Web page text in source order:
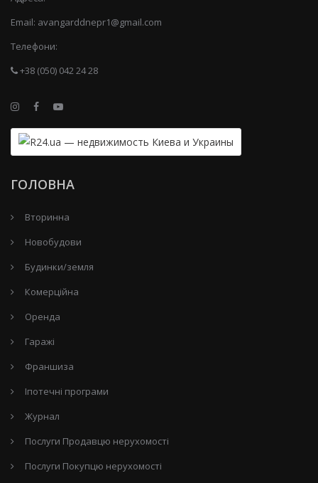
Email: avangarddnepr1@gmail.com
Телефони:
+38 (050) 042 24 28
ГОЛОВНА
Вторинна
Новобудови
Будинки/земля
Комерційна
Оренда
Гаражі
Франшиза
Іпотечні програми
Журнал
Послуги Продавцю нерухомості
Послуги Покупцю нерухомості